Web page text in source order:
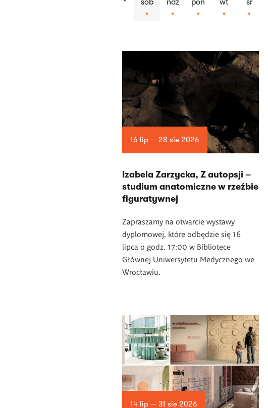
sob
ndz
pon
wt
śr
artykułów
16 lip — 28 sie 2026
Izabela Zarzycka, Z autopsji –
studium anatomiczne w rzeźbie
figuratywnej
Zapraszamy na otwarcie wystawy
dyplomowej, które odbędzie się 16
lipca o godz. 17:00 w Bibliotece
Głównej Uniwersytetu Medycznego we
Wrocławiu.
14 lip — 31 sie 2026